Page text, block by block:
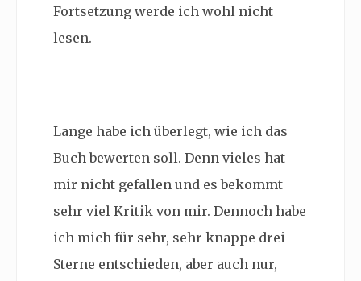
Fortsetzung werde ich wohl nicht
lesen.
Lange habe ich überlegt, wie ich das
Buch bewerten soll. Denn vieles hat
mir nicht gefallen und es bekommt
sehr viel Kritik von mir. Dennoch habe
ich mich für sehr, sehr knappe drei
Sterne entschieden, aber auch nur,